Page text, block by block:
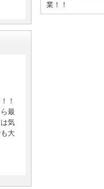
！
最
気
大
業！！